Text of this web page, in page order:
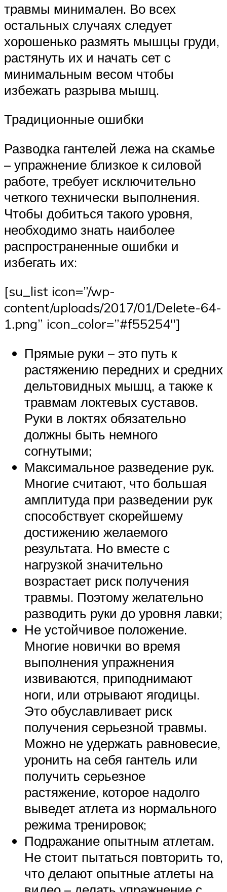
травмы минимален. Во всех
остальных случаях следует
хорошенько размять мышцы груди,
растянуть их и начать сет с
минимальным весом чтобы
избежать разрыва мышц.
Традиционные ошибки
Разводка гантелей лежа на скамье
– упражнение близкое к силовой
работе, требует исключительно
четкого технически выполнения.
Чтобы добиться такого уровня,
необходимо знать наиболее
распространенные ошибки и
избегать их:
[su_list icon=”/wp-
content/uploads/2017/01/Delete-64-
1.png” icon_color=”#f55254″]
Прямые руки – это путь к
растяжению передних и средних
дельтовидных мышц, а также к
травмам локтевых суставов.
Руки в локтях обязательно
должны быть немного
согнутыми;
Максимальное разведение рук.
Многие считают, что большая
амплитуда при разведении рук
способствует скорейшему
достижению желаемого
результата. Но вместе с
нагрузкой значительно
возрастает риск получения
травмы. Поэтому желательно
разводить руки до уровня лавки;
Не устойчивое положение.
Многие новички во время
выполнения упражнения
извиваются, приподнимают
ноги, или отрывают ягодицы.
Это обуславливает риск
получения серьезной травмы.
Можно не удержать равновесие,
уронить на себя гантель или
получить серьезное
растяжение, которое надолго
выведет атлета из нормального
режима тренировок;
Подражание опытным атлетам.
Не стоит пытаться повторить то,
что делают опытные атлеты на